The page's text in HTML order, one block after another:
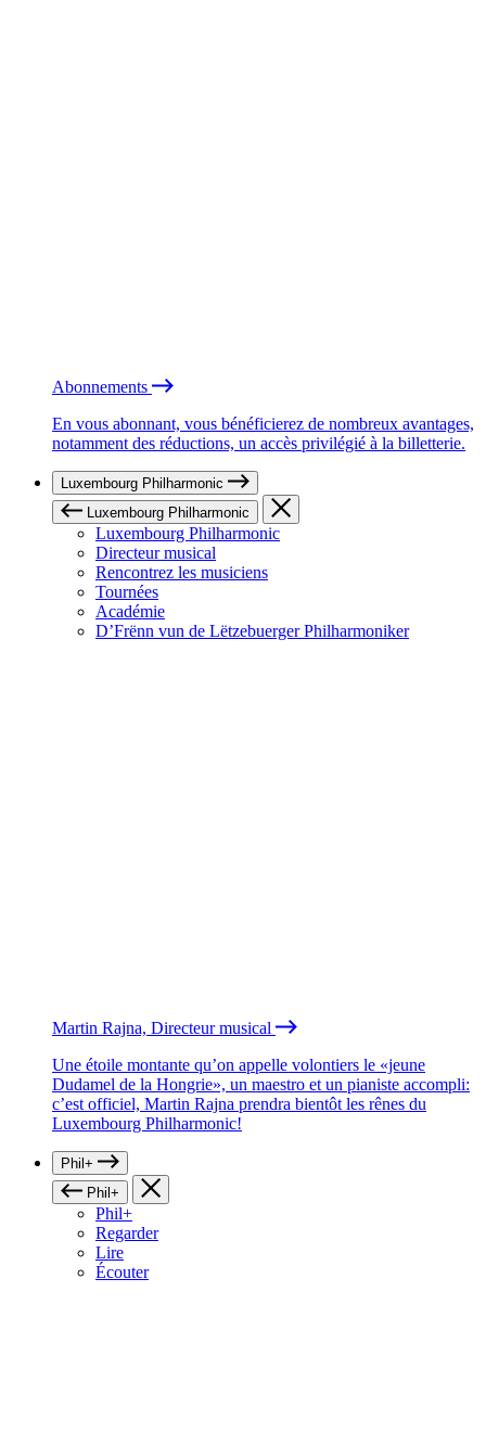
Abonnements
En vous abonnant, vous bénéficierez de nombreux avantages,
notamment des réductions, un accès privilégié à la billetterie.
Luxembourg Philharmonic
Luxembourg Philharmonic
Luxembourg Philharmonic
Directeur musical
Rencontrez les musiciens
Tournées
Académie
D’Frënn vun de Lëtzebuerger Philharmoniker
Martin Rajna, Directeur musical
Une étoile montante qu’on appelle volontiers le «jeune
Dudamel de la Hongrie», un maestro et un pianiste accompli:
c’est officiel, Martin Rajna prendra bientôt les rênes du
Luxembourg Philharmonic!
Phil+
Phil+
Phil+
Regarder
Lire
Écouter